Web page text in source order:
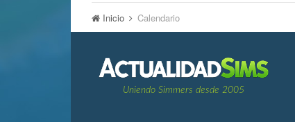
Inicio Calendario
Uniendo Simmers desde 2005